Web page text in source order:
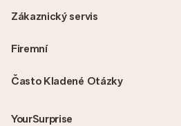
Často Kladené Otázky
YourSurprise
Zákaznický servis
Firemní